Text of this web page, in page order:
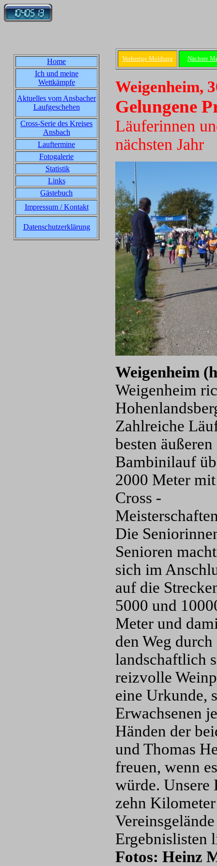
Home
Ich und meine
Wettkämpfe
Aktuelles vom Ansbacher
Laufgeschehen
Cross-Serie des Kreises
Ansbach
Lauftermine
Fotogalerie
Statistik
Links
Gästebuch
Impressum / Kontakt
Datenschutzerklärung
Vorherige Meldung Nächste
Weigenheim,
Gelungene
Läuferinnen
nächsten Jahr
Weigenheim
Weigenheim
Zahlreiche
besten
Bambinilauf
2000 Meter
Cross -
Die
Senioren
sich im
auf die
5000 und
Meter und
den Weg durch
landschaftlich
reizvolle
eine Urkunde,
Erwachsenen
Händen der
und Thomas
freuen, wenn
würde. Unsere
zehn
Fotos: Heinz